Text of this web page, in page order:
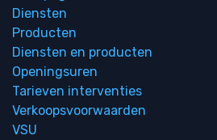
Diensten
Producten
Diensten en producten
Openingsuren
Tarieven interventies
Verkoopsvoorwaarden
VSU